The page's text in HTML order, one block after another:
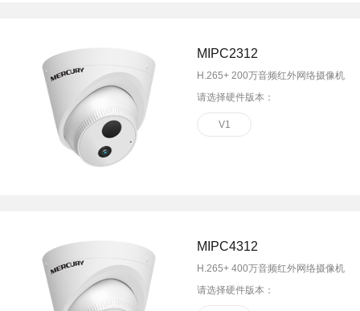
MIPC2312
H.265+ 200万音频红外网络摄像机
请选择硬件版本：
V1
MIPC4312
H.265+ 400万音频红外网络摄像机
请选择硬件版本：